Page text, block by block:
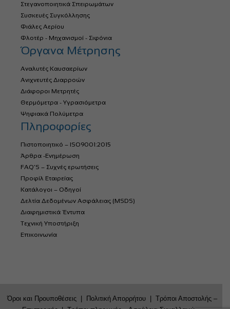
Στεγανοποιητικά Σπειρωμάτων
Συσκευές Συγκόλλησης
Φιάλες Αερίου
Φλοτέρ - Μηχανισμοί - Σιφόνια
Όργανα Μέτρησης
Αναλυτές Καυσαερίων
Ανιχνευτές Διαρροών
Διάφοροι Μετρητές
Θερμόμετρα - Υγρασιόμετρα
Ψηφιακά Πολύμετρα
Πληροφορίες
Πιστοποιητικό – ISO9001:2015
Άρθρα -Ενημέρωση
FAQ’S – Συχνές ερωτήσεις
Προφίλ Εταιρείας
Κατάλογοι – Οδηγοί
Δελτία Δεδομένων Ασφάλειας (MSDS)
Διαφημιστικά Έντυπα
Τεχνική Υποστήριξη
Επικοινωνία
Όροι και Προυποθέσεις Πολιτική Απορρήτου
Τρόποι Αποστολής –